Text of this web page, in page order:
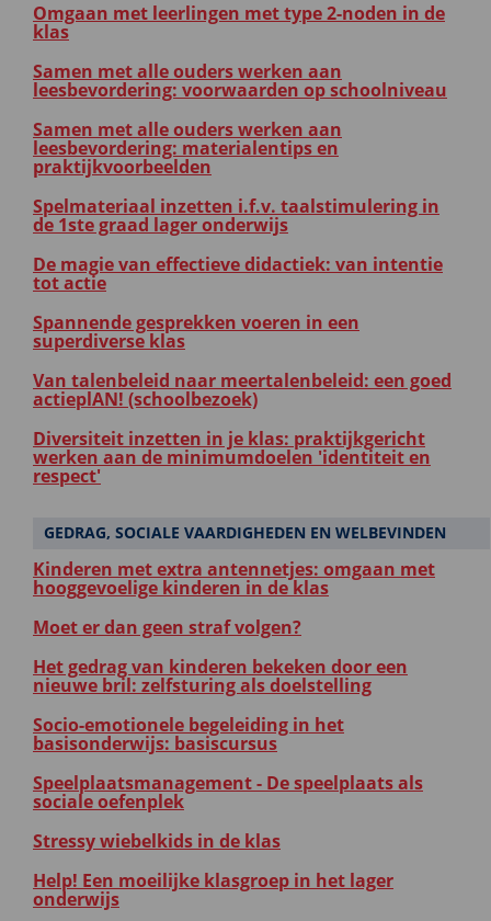
Omgaan met leerlingen met type 2-noden in de
klas
Samen met alle ouders werken aan
leesbevordering: voorwaarden op schoolniveau
Samen met alle ouders werken aan
leesbevordering: materialentips en
praktijkvoorbeelden
Spelmateriaal inzetten i.f.v. taalstimulering in
de 1ste graad lager onderwijs
De magie van effectieve didactiek: van intentie
tot actie
Spannende gesprekken voeren in een
superdiverse klas
Van talenbeleid naar meertalenbeleid: een goed
actieplAN! (schoolbezoek)
Diversiteit inzetten in je klas: praktijkgericht
werken aan de minimumdoelen 'identiteit en
respect'
GEDRAG, SOCIALE VAARDIGHEDEN EN WELBEVINDEN
Kinderen met extra antennetjes: omgaan met
hooggevoelige kinderen in de klas
Moet er dan geen straf volgen?
Het gedrag van kinderen bekeken door een
nieuwe bril: zelfsturing als doelstelling
Socio-emotionele begeleiding in het
basisonderwijs: basiscursus
Speelplaatsmanagement - De speelplaats als
sociale oefenplek
Stressy wiebelkids in de klas
Help! Een moeilijke klasgroep in het lager
onderwijs